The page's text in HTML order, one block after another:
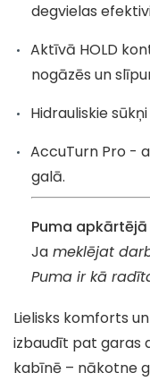
degvielas
Aktīvā HOLD
nogāzēs un
Hidrauliskie
AccuTurn Pro -
galā.
Puma
Ja meklējat
Puma ir kā
Lielisks komforts
izbaudīt pat garas
kabīnē – nākotne